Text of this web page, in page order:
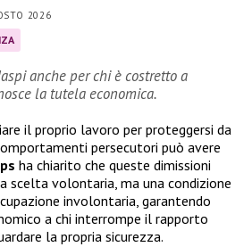
2026
anche per chi è costretto a
la tutela economica.
il proprio lavoro per proteggersi da
persecutori può avere
ha chiarito che queste dimissioni
scelta volontaria, ma una condizione
involontaria, garantendo
a chi interrompe il rapporto
la propria sicurezza.